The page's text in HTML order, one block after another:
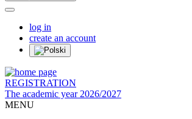
log in
create an account
REGISTRATION
The academic year 2026/2027
MENU